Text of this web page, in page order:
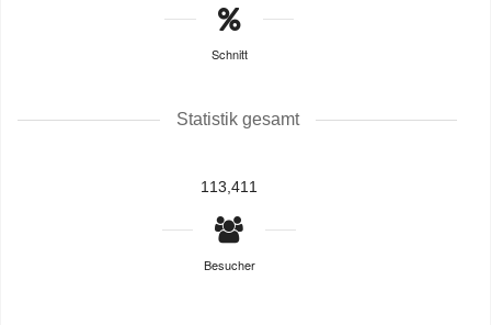
Schnitt
Statistik gesamt
113,411
Besucher